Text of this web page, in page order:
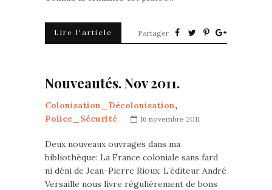
Lire l'article Partager
Nouveautés. Nov 2011.
Colonisation_Décolonisation,
Police_Sécurité
16 novembre 2011
Deux nouveaux ouvrages dans ma
bibliothèque: La France coloniale sans fard
ni déni de Jean-Pierre Rioux: L’éditeur André
Versaille nous livre régulièrement de bons